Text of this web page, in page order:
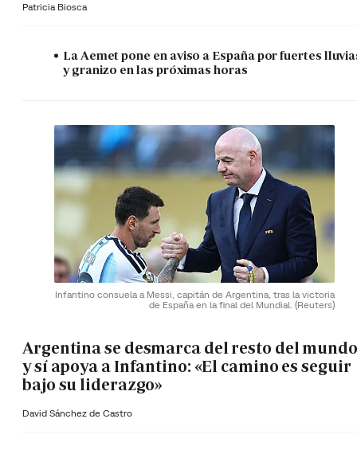
Patricia Biosca
La Aemet pone en aviso a España por fuertes
y granizo en las próximas horas
Infantino consuela a Messi, capitán de Argentina, tras la victoria
de España en la final del Mundial. (Reuters)
Argentina se desmarca del resto del mundo
y sí apoya a Infantino: «El camino es seguir
bajo su liderazgo»
David Sánchez de Castro